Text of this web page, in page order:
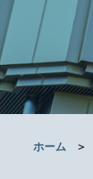
ホーム ＞